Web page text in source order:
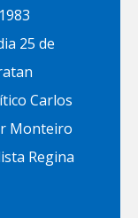
25 de
Carlos
Monteiro
Regina